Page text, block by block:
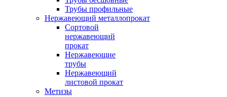
Трубы профильные
Нержавеющий металлопрокат
Сортовой
нержавеющий
прокат
Нержавеющие
трубы
Нержавеющий
листовой прокат
Метизы